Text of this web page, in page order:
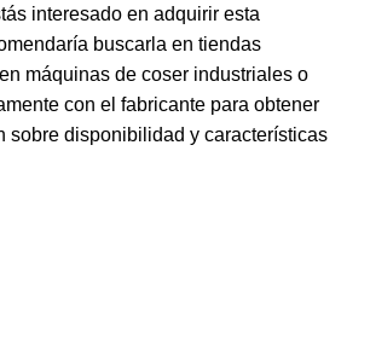
interesado en adquirir esta
buscarla en tiendas
máquinas de coser industriales o
con el fabricante para obtener
sobre disponibilidad y características